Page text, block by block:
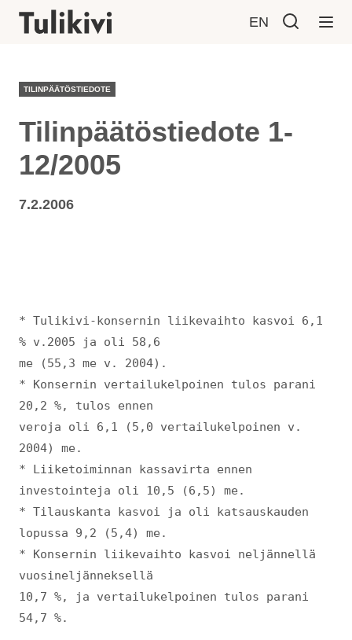
EN
TILINPÄÄTÖSTIEDOTE
Tilinpäätöstiedote 1-
12/2005
7.2.2006
* Tulikivi-konsernin liikevaihto kasvoi 6,1
% v.2005 ja oli 58,6
me (55,3 me v. 2004).
* Konsernin vertailukelpoinen tulos parani
20,2 %, tulos ennen
veroja oli 6,1 (5,0 vertailukelpoinen v.
2004) me.
* Liiketoiminnan kassavirta ennen
investointeja oli 10,5 (6,5) me.
* Tilauskanta kasvoi ja oli katsauskauden
lopussa 9,2 (5,4) me.
* Konsernin liikevaihto kasvoi neljännellä
vuosineljänneksellä
10,7 %, ja vertailukelpoinen tulos parani
54,7 %.